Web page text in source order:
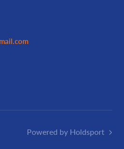
Powered by Holdsport